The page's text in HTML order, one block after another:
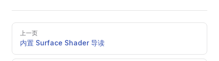
Pager
上一页
内置 Surface Shader 导读